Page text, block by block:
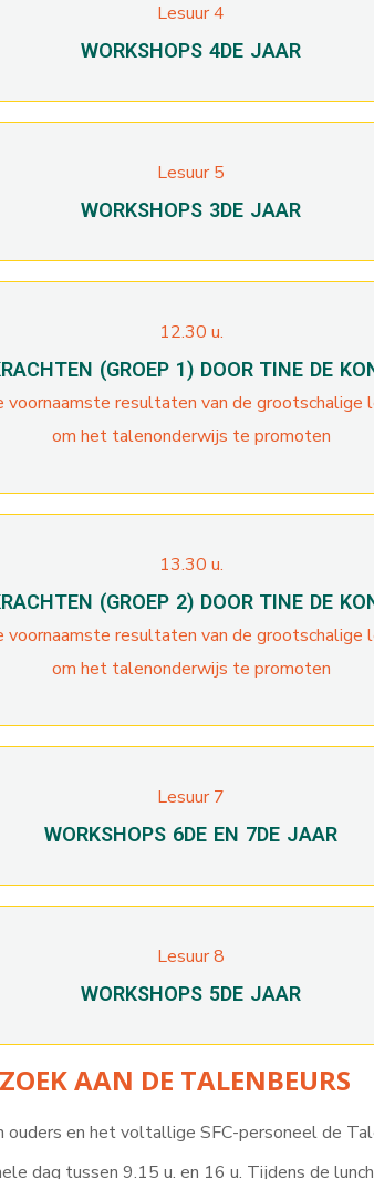
Lesuur 4
WORKSHOPS 4DE JAAR
Lesuur 5
WORKSHOPS 3DE JAAR
12.30 u.
(GROEP 1) DOOR TINE DE
resultaten van de grootschalige
om het talenonderwijs te promoten
13.30 u.
(GROEP 2) DOOR TINE DE
resultaten van de grootschalige
om het talenonderwijs te promoten
Lesuur 7
WORKSHOPS 6DE EN 7DE JAAR
Lesuur 8
WORKSHOPS 5DE JAAR
AAN DE TALENBEURS
en het voltallige SFC-personeel de
dag tussen 9.15 u. en 16 u. Tijdens de